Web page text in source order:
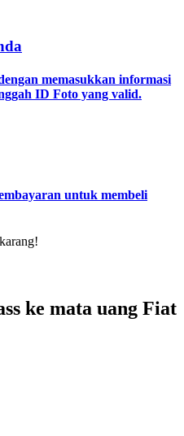
memasukkan informasi
ID Foto yang valid.
untuk membeli
ke mata uang Fiat